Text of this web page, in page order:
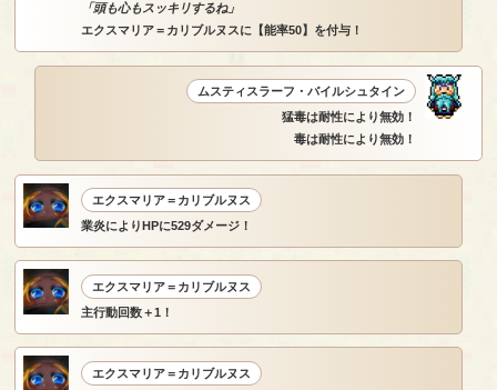
「頭も心もスッキリするね」
エクスマリア＝カリブルヌスに【能率50】を付与！
ムスティスラーフ・バイルシュタイン
猛毒は耐性により無効！
毒は耐性により無効！
エクスマリア＝カリブルヌス
業炎によりHPに529ダメージ！
エクスマリア＝カリブルヌス
主行動回数＋1！
エクスマリア＝カリブルヌス